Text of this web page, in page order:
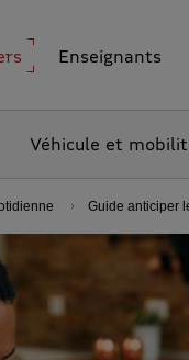
maif.fr
Enseignants
Véhicule et
Guide anticiper